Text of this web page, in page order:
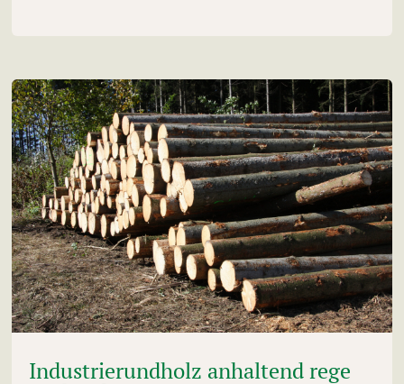
Industrierundholz anhaltend rege